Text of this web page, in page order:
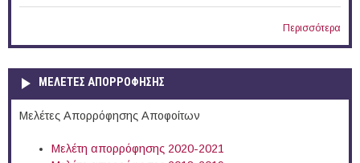
Περισσότερα
ΜΕΛΕΤΕΣ ΑΠΟΡΡΟΦΗΣΗΣ
Μελέτες Απορρόφησης Αποφοίτων
Μελέτη απορρόφησης 2020-2021